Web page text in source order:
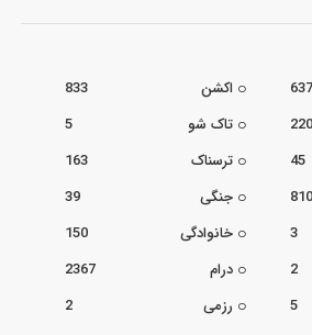
637 اکشن
833
220 تاک شو
5
45 ترسناک
163
810 جنگی
39
3 خانوادگی
150
2 درام
2367
5 رزمی
2